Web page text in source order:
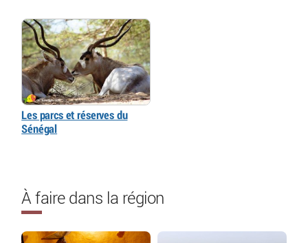
Les parcs et réserves du
Sénégal
À faire dans la région